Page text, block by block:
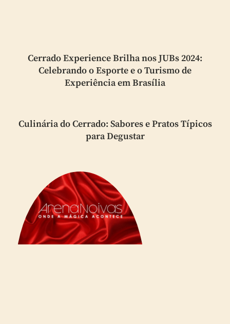
Cerrado Experience Brilha nos JUBs 2024:
Celebrando o Esporte e o Turismo de
Experiência em Brasília
Culinária do Cerrado: Sabores e Pratos Típicos
para Degustar